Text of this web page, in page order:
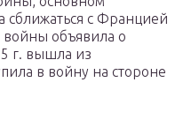
сближаться с Францией
объявила о
г. вышла из
в войну на стороне